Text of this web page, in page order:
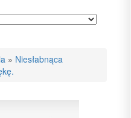
» Niesłabnąca